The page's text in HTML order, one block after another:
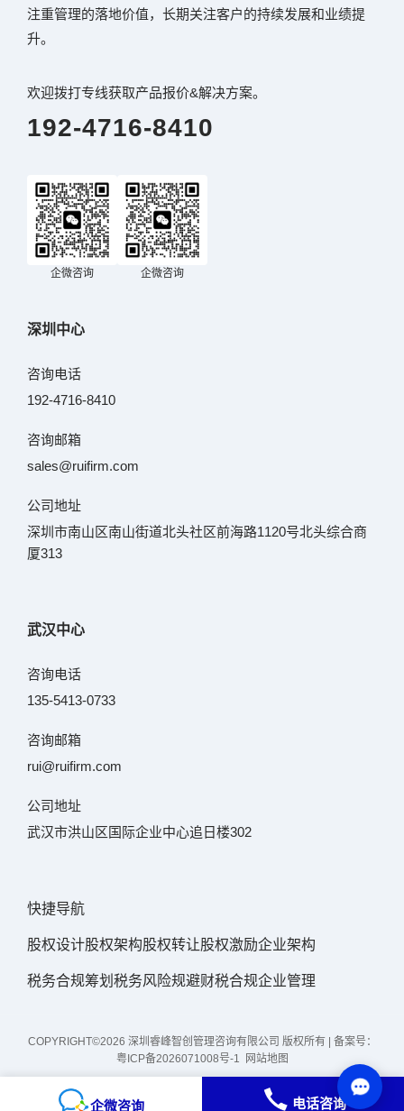
注重管理的落地价值，长期关注客户的持续发展和业绩提
升。
欢迎拨打专线获取产品报价&解决方案。
192-4716-8410
企微咨询 企微咨询
深圳中心
咨询电话
192-4716-8410
咨询邮箱
sales@ruifirm.com
公司地址
深圳市南山区南山街道北头社区前海路1120号北头综合商
厦313
武汉中心
咨询电话
135-5413-0733
咨询邮箱
rui@ruifirm.com
公司地址
武汉市洪山区国际企业中心追日楼302
快捷导航
股权设计股权架构股权转让股权激励企业架构
税务合规筹划 税务风险规避财税合规企业管理
COPYRIGHT©2026 深圳睿峰智创管理咨询有限公司 版权所有 | 备案号：
粤ICP备2026071008号-1
网站地图
企微咨询 电话咨询